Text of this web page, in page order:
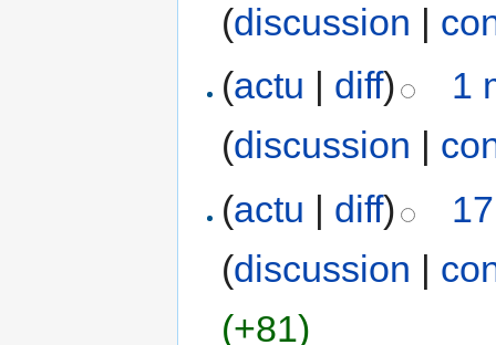
(discussion |
(actu diff)
1
(discussion
(actu | diff)
(discussion |
(+81)